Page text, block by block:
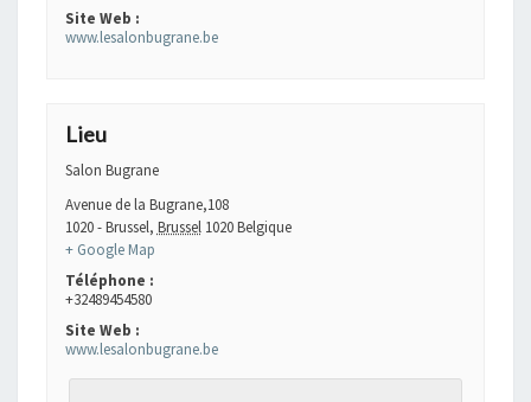
Site Web :
www.lesalonbugrane.be
Lieu
Salon Bugrane
Avenue de la Bugrane,108
1020 - Brussel, Brussel 1020Belgique
+ Google Map
Téléphone :
+32489454580
Site Web :
www.lesalonbugrane.be